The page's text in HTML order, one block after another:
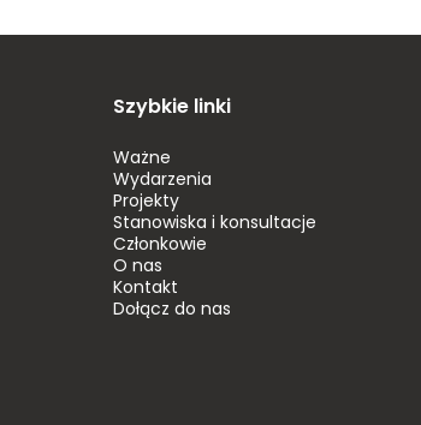
Szybkie linki
Ważne
Wydarzenia
Projekty
Stanowiska i konsultacje
Członkowie
O nas
Kontakt
Dołącz do nas